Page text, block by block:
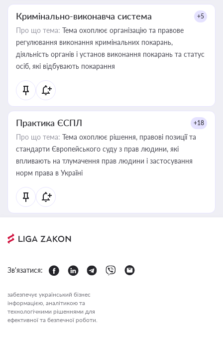
Кримінально-виконавча система +5
Про що тема: Тема охоплює організацію та правове
регулювання виконання кримінальних покарань,
діяльність органів і установ виконання покарань та статус
осіб, які відбувають покарання
Практика ЄСПЛ +18
Про що тема: Тема охоплює рішення, правові позиції та
стандарти Європейського суду з прав людини, які
впливають на тлумачення прав людини і застосування
норм права в Україні
Зв'язатися:
забезпечує український бізнес
інформацією, аналітикою та
технологічними рішеннями для
ефективної та безпечної роботи.